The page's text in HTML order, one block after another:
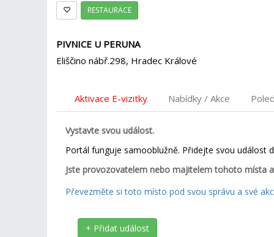
RESTAURACE
PIVNICE U PERUNA
Eliščino nábř.298, Hradec Králové
Aktivace E-vizitky Nabídky / Akce
Vystavte svou událost.
Portál funguje samooblužně. Přidejte svou událost
Jste provozovatelem nebo majitelem tohoto místa
Převezměte si toto místo pod svou správu a své
+ Přidat událost